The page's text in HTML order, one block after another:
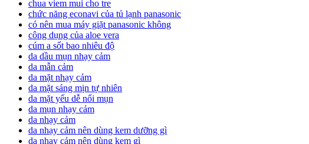
chua viem mui cho tre
chức năng econavi của tủ lạnh panasonic
có nên mua máy giặt panasonic không
công dụng của aloe vera
cúm a sốt bao nhiêu độ
da dầu mụn nhạy cảm
da mẫn cảm
da mặt nhạy cảm
da mặt sáng mịn tự nhiên
da mặt yếu dễ nổi mụn
da mụn nhạy cảm
da nhạy cảm
da nhạy cảm nên dùng kem dưỡng gì
da nhạy cảm nên dùng kem gì